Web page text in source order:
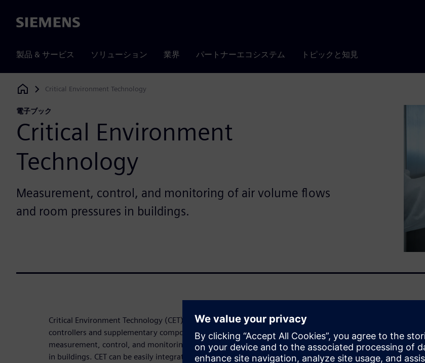
Siemens
製品 & サービス ソリューション 業界 パートナーエコシステム トピックと知見
Siemens Digital Industries Software
Critical Environment Technology
電子ブック
Critical Environment
Technology
Measurement, control, and monitoring of air volume flows
and room pressures in buildings.
Critical Environment Technology (CET) is a range of reliable air volume flow
controllers and supplementary components for the secure, precise, and fast
measurement, control, and monitoring of air volume flows and room pressures
in buildings. CET can be easily integrated into building automation systems. The